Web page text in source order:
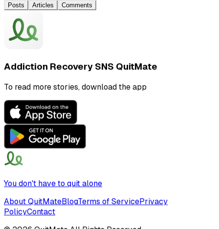
Posts Articles Comments
Addiction Recovery SNS QuitMate
To read more stories, download the app
You don't have to quit alone
About QuitMateBlogTerms of ServicePrivacy
PolicyContact